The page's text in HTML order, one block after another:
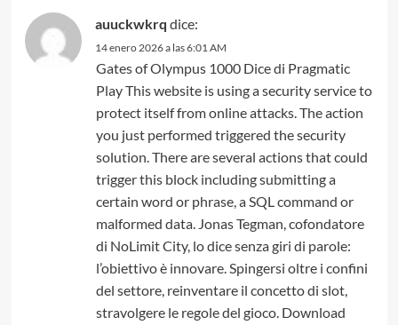
auuckwkrq dice:
14 enero 2026 a las 6:01 AM
Gates of Olympus 1000 Dice di Pragmatic
Play This website is using a security service to
protect itself from online attacks. The action
you just performed triggered the security
solution. There are several actions that could
trigger this block including submitting a
certain word or phrase, a SQL command or
malformed data. Jonas Tegman, cofondatore
di NoLimit City, lo dice senza giri di parole:
l’obiettivo è innovare. Spingersi oltre i confini
del settore, reinventare il concetto di slot,
stravolgere le regole del gioco. Download